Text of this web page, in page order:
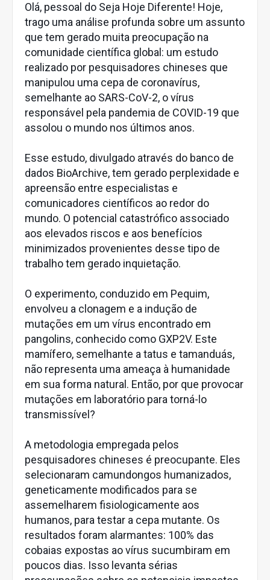
Olá, pessoal do Seja Hoje Diferente! Hoje,
trago uma análise profunda sobre um assunto
que tem gerado muita preocupação na
comunidade científica global: um estudo
realizado por pesquisadores chineses que
manipulou uma cepa de coronavírus,
semelhante ao SARS-CoV-2, o vírus
responsável pela pandemia de COVID-19 que
assolou o mundo nos últimos anos.
Esse estudo, divulgado através do banco de
dados BioArchive, tem gerado perplexidade e
apreensão entre especialistas e
comunicadores científicos ao redor do
mundo. O potencial catastrófico associado
aos elevados riscos e aos benefícios
minimizados provenientes desse tipo de
trabalho tem gerado inquietação.
O experimento, conduzido em Pequim,
envolveu a clonagem e a indução de
mutações em um vírus encontrado em
pangolins, conhecido como GXP2V. Este
mamífero, semelhante a tatus e tamanduás,
não representa uma ameaça à humanidade
em sua forma natural. Então, por que provocar
mutações em laboratório para torná-lo
transmissível?
A metodologia empregada pelos
pesquisadores chineses é preocupante. Eles
selecionaram camundongos humanizados,
geneticamente modificados para se
assemelharem fisiologicamente aos
humanos, para testar a cepa mutante. Os
resultados foram alarmantes: 100% das
cobaias expostas ao vírus sucumbiram em
poucos dias. Isso levanta sérias